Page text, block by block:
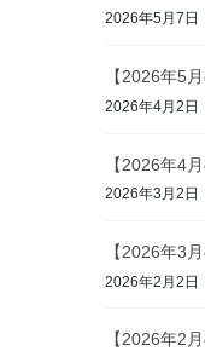
2026年5月7日
【2026年5
2026年4月2日
【2026年4
2026年3月2日
【2026年3
2026年2月2日
【2026年2